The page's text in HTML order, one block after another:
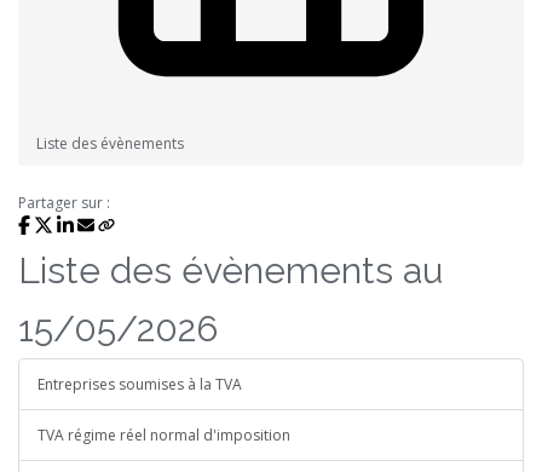
Liste des évènements
Partager sur :
Liste des évènements au
15/05/2026
Entreprises soumises à la TVA
TVA régime réel normal d'imposition